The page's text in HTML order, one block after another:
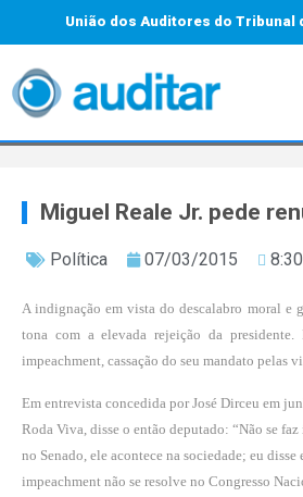
União dos Auditores do Tribunal
Miguel Reale Jr. pede
Política 07/03/2015
A indignação em vista do descalabro moral e
tona com a elevada rejeição da presidente.
impeachment, cassação do seu mandato pelas
Em entrevista concedida por José Dirceu em
Roda Viva, disse o então deputado: “Não se
no Senado, ele acontece na sociedade; eu disse
impeachment não se resolve no Congresso